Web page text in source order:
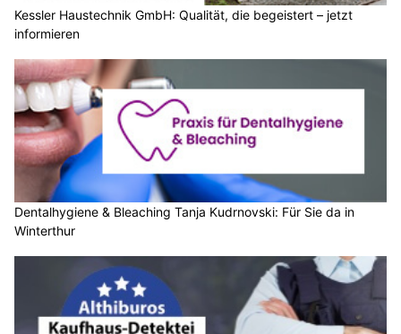
Kessler Haustechnik GmbH: Qualität, die begeistert – jetzt
informieren
Dentalhygiene & Bleaching Tanja Kudrnovski: Für Sie da in
Winterthur